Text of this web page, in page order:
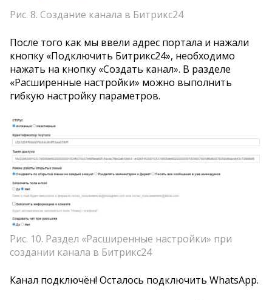
Рис. 8. Создание канала в Битрикс24
После того как мы ввели адрес портала и нажали
кнопку «Подключить Битрикс24», необходимо
нажать на кнопку «Создать канал». В разделе
«Расширенные настройки» можно выполнить
гибкую настройку параметров.
Рис. 10. Раздел «Расширенные настройки» при
создании канала в Битрикс24
Канал подключён! Осталось подключить WhatsApp.